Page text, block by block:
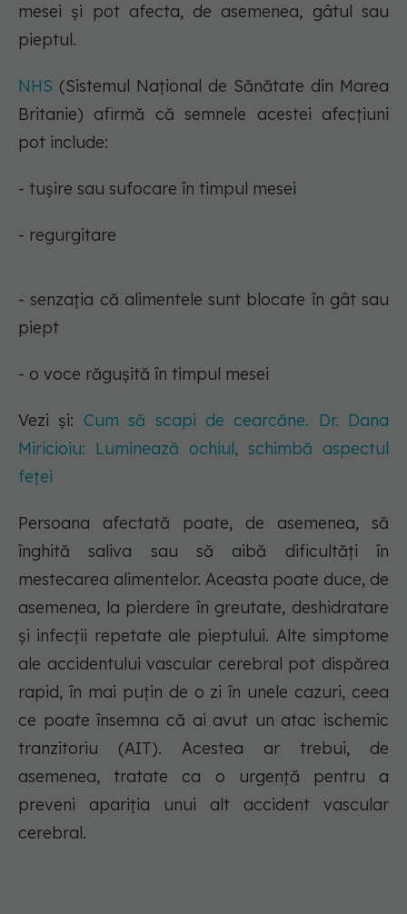
mesei și pot afecta, de asemenea, gâtul sau
pieptul.
NHS (Sistemul Național de Sănătate din Marea
Britanie) afirmă că semnele acestei afecțiuni
pot include:
- tușire sau sufocare în timpul mesei
- regurgitare
- senzația că alimentele sunt blocate în gât sau
piept
- o voce răgușită în timpul mesei
Vezi și: Cum să scapi de cearcăne. Dr. Dana
Miricioiu: Luminează ochiul, schimbă aspectul
feței
Persoana afectată poate, de asemenea, să
înghită saliva sau să aibă dificultăți în
mestecarea alimentelor. Aceasta poate duce, de
asemenea, la pierdere în greutate, deshidratare
și infecții repetate ale pieptului. Alte simptome
ale accidentului vascular cerebral pot dispărea
rapid, în mai puțin de o zi în unele cazuri, ceea
ce poate însemna că ai avut un atac ischemic
tranzitoriu (AIT). Acestea ar trebui, de
asemenea, tratate ca o urgență pentru a
preveni apariția unui alt accident vascular
cerebral.